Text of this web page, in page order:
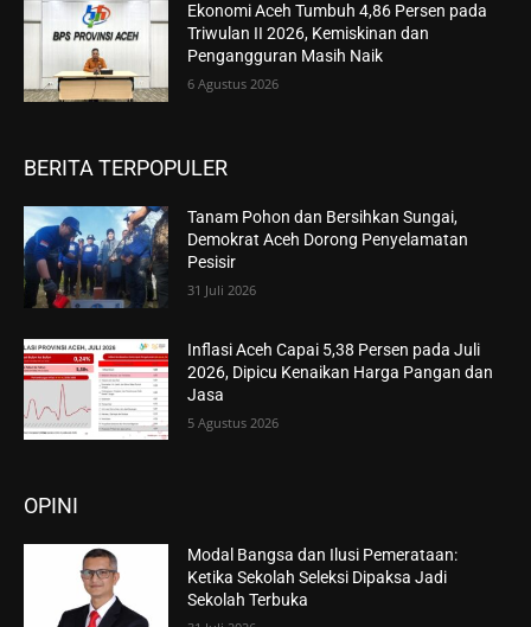
Ekonomi Aceh Tumbuh 4,86 Persen pada
Triwulan II 2026, Kemiskinan dan
Pengangguran Masih Naik
6 Agustus 2026
BERITA TERPOPULER
Tanam Pohon dan Bersihkan Sungai,
Demokrat Aceh Dorong Penyelamatan
Pesisir
31 Juli 2026
Inflasi Aceh Capai 5,38 Persen pada Juli
2026, Dipicu Kenaikan Harga Pangan dan
Jasa
5 Agustus 2026
OPINI
Modal Bangsa dan Ilusi Pemerataan:
Ketika Sekolah Seleksi Dipaksa Jadi
Sekolah Terbuka